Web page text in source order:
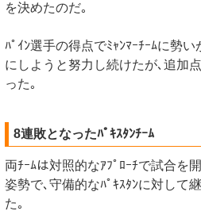
を決めたのだ｡
ﾊﾟｲﾝ選手の得点でﾐｬﾝﾏｰﾁｰﾑに勢
にしようと努力し続けたが､追加
った｡
8連敗となったﾊﾟｷｽﾀﾝﾁｰﾑ
両ﾁｰﾑは対照的なｱﾌﾟﾛｰﾁで試合を
姿勢で､守備的なﾊﾟｷｽﾀﾝに対して
た｡